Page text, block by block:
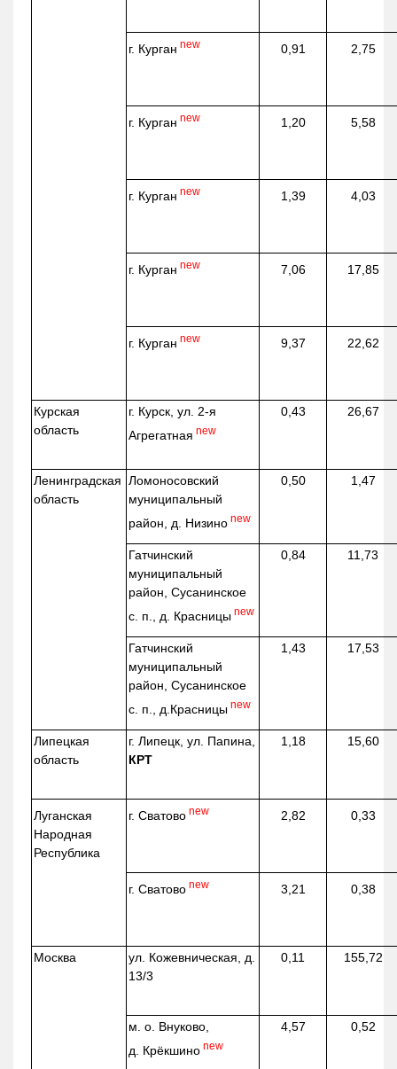
г. Курган new 0,91 2,75
г. Курган new 1,20 5,58
г. Курган new 1,39 4,03
г. Курган new 7,06 17,85
г. Курган new 9,37 22,62
Курская
область
г. Курск, ул. 2-я
Агрегатная new
0,43 26,67
Ленинградская
область
Ломоносовский
муниципальный
район, д. Низино new
0,50 1,47
Гатчинский
муниципальный
район, Сусанинское
с. п., д. Красницы new
0,84 11,73
Гатчинский
муниципальный
район, Сусанинское
с. п., д.Красницы new
1,43 17,53
Липецкая
область
г. Липецк, ул. Папина,
КРТ
1,18 15,60
Луганская
Народная
Республика
г. Сватово new 2,82 0,33
г. Сватово new 3,21 0,38
Москва ул. Кожевническая , д.
13/3
0,11 155,72
м. о. Внуково,
д. Крёкшино new
4,57 0,52